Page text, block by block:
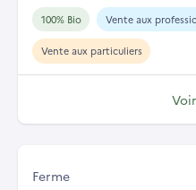
100% Bio Vente aux
Vente aux particuliers
Ferme